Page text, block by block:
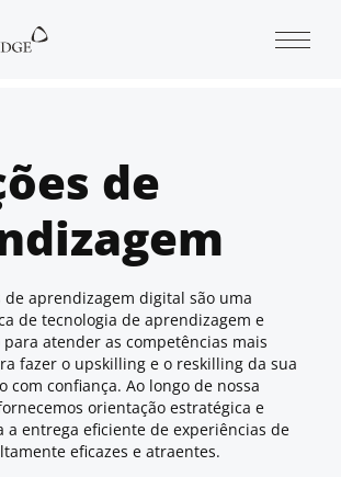
de
de aprendizagem digital são uma
de tecnologia de aprendizagem e
atender as competências mais
fazer o upskilling e o reskilling da sua
com confiança. Ao longo de nossa
orientação estratégica e
a entrega eficiente de experiências de
eficazes e atraentes.